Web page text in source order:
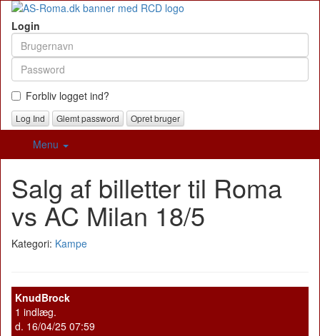
Login
Forbliv logget ind?
Glemt password Opret bruger
Menu
Salg af billetter til Roma
vs AC Milan 18/5
Kategori: Kampe
KnudBrock
1 indlæg.
d. 16/04/25 07:59